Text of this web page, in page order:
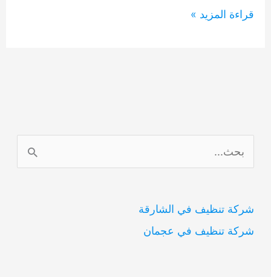
شركة
قراءة المزيد »
ل
ح
ث
شركة تنظيف في الشارقة
شركة تنظيف في عجمان